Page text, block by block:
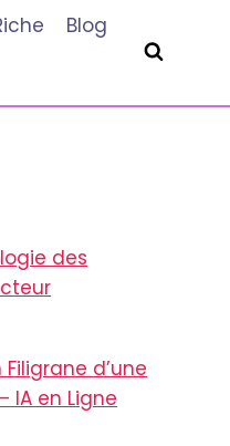
Blog
des
d’une
IA en Ligne